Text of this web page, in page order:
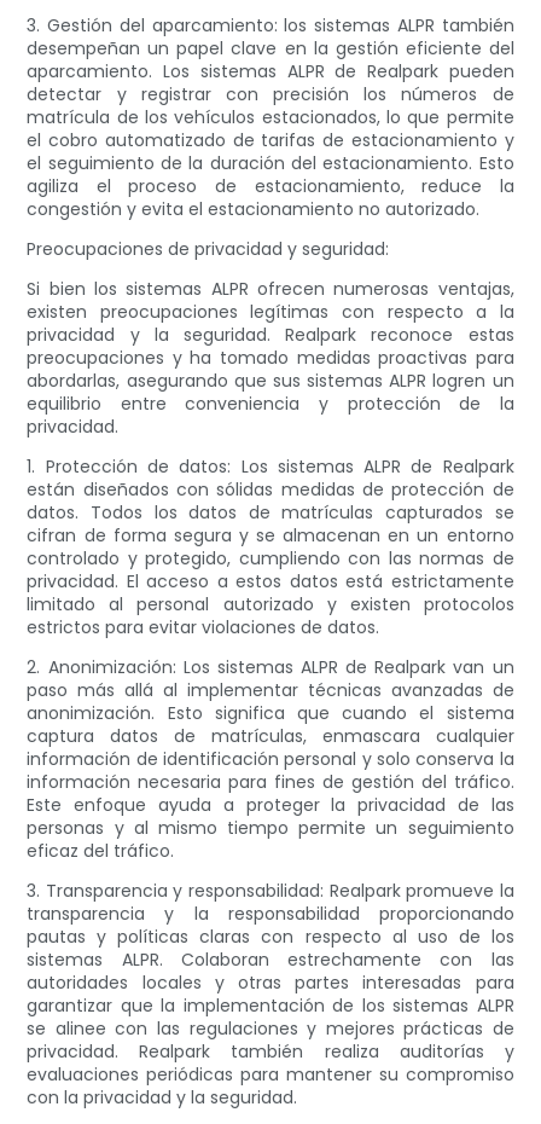
3. Gestión del aparcamiento: los sistemas ALPR también
desempeñan un papel clave en la gestión eficiente del
aparcamiento. Los sistemas ALPR de Realpark pueden
detectar y registrar con precisión los números de
matrícula de los vehículos estacionados, lo que permite
el cobro automatizado de tarifas de estacionamiento y
el seguimiento de la duración del estacionamiento. Esto
agiliza el proceso de estacionamiento, reduce la
congestión y evita el estacionamiento no autorizado.
Preocupaciones de privacidad y seguridad:
Si bien los sistemas ALPR ofrecen numerosas ventajas,
existen preocupaciones legítimas con respecto a la
privacidad y la seguridad. Realpark reconoce estas
preocupaciones y ha tomado medidas proactivas para
abordarlas, asegurando que sus sistemas ALPR logren un
equilibrio entre conveniencia y protección de la
privacidad.
1. Protección de datos: Los sistemas ALPR de Realpark
están diseñados con sólidas medidas de protección de
datos. Todos los datos de matrículas capturados se
cifran de forma segura y se almacenan en un entorno
controlado y protegido, cumpliendo con las normas de
privacidad. El acceso a estos datos está estrictamente
limitado al personal autorizado y existen protocolos
estrictos para evitar violaciones de datos.
2. Anonimización: Los sistemas ALPR de Realpark van un
paso más allá al implementar técnicas avanzadas de
anonimización. Esto significa que cuando el sistema
captura datos de matrículas, enmascara cualquier
información de identificación personal y solo conserva la
información necesaria para fines de gestión del tráfico.
Este enfoque ayuda a proteger la privacidad de las
personas y al mismo tiempo permite un seguimiento
eficaz del tráfico.
3. Transparencia y responsabilidad: Realpark promueve la
transparencia y la responsabilidad proporcionando
pautas y políticas claras con respecto al uso de los
sistemas ALPR. Colaboran estrechamente con las
autoridades locales y otras partes interesadas para
garantizar que la implementación de los sistemas ALPR
se alinee con las regulaciones y mejores prácticas de
privacidad. Realpark también realiza auditorías y
evaluaciones periódicas para mantener su compromiso
con la privacidad y la seguridad.